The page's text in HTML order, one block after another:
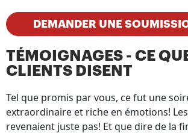
DEMANDER UNE
TÉMOIGNAGES - CE
CLIENTS DISENT
Tel que promis par vous, ce fut une
extraordinaire et riche en émotions! Les
revenaient juste pas! Et que dire de la